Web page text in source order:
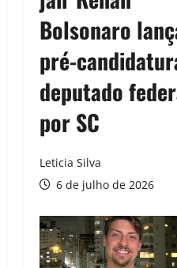
Bolsonaro
pré-
deputado
por SC
Leticia Silva
6 de julho de 2026